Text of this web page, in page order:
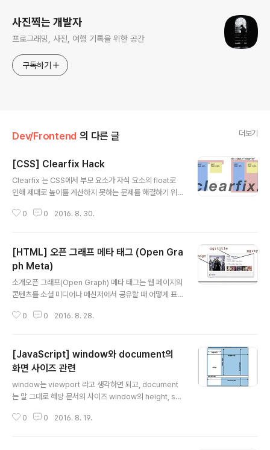
사진찍는 개발자
프로그래밍, 사진, 여행 기록을 위한 공간
구독하기
Dev/Frontend 의 다른 글 더보기
[CSS] Clearfix Hack
Clearfix 는 CSS에서 부모 요소가 자식 요소의 float로
인해 제대로 높이를 계산하지 못하는 문제를 해결하기 위
때, 부모 요소는 해당 자식의 요소의 높이를 인식하지 못하
된다. 즉, 부모 요소는 자식 요소의 float 상태를 무시하면
서 자식 요소가 차지하는 높이를 계산하지 않게 된다. 내용
내용예를 들면, 위 HTML에서 .container 는 자식 요소들
의 float 를 인식하지 못하므로 높이가 0이 된다. 따라서 .c
을 수 있다. 해결방법은 굉장..
0 0 2016. 8. 30.
[HTML] 오픈 그래프 메타 태그 (Open Gra
ph Meta)
소개오픈 그래프(Open Graph) 메타 태그는 웹 페이지의
콘텐츠를 소셜 미디어나 메신저에서 공유할 때 어떻게 표
페이스북에서 개발한 프로토콜이지만, 현재 다양한 플랫폼
서 오픈 그래프 정보를 읽어 사용자가 콘텐츠를 공유할 때
깔끔한 정보로 보여줄 수 있게 해준다. 카카오톡이나 SNS
등에서 특정 링크를 붙여놓으면 알아서 만들어주는 기능을
볼 수 있을텐데 그 역할을 하는 것이 이것이다. 오픈 그래프
를 들면 아래와 같이 작성할 수 있다.주요 태그og:title -
0 0 2016. 8. 28.
[JavaScript] window와 document의
화면 사이즈 관련
window는 viewport 라고 생각하면 되고, document
는 말 그대로 해당 문서의 사이즈 window의 height, scr
헷갈려서 작성 ※출처: http://www.wisdomjobs.com/
0 0 2016. 8. 19.